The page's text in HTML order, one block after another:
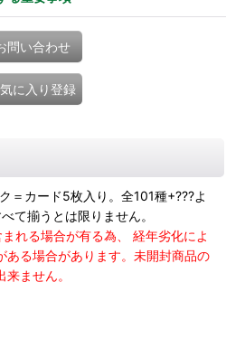
問い合わせ
に入り登録
＝カード5枚入り。全101種+???よ
て揃うとは限りません。
れる場合が有る為、 経年劣化によ
ある場合があります。未開封商品の
ません。